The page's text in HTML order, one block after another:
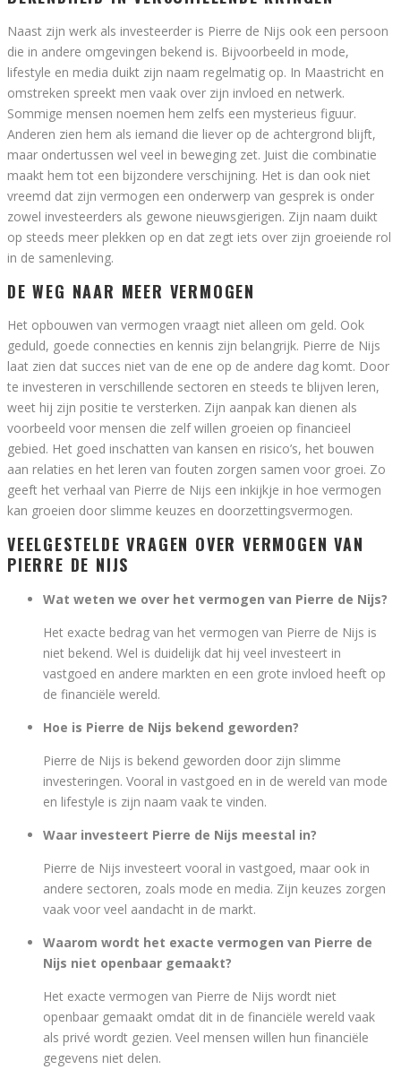
Naast zijn werk als investeerder is Pierre de Nijs ook een persoon
die in andere omgevingen bekend is. Bijvoorbeeld in mode,
lifestyle en media duikt zijn naam regelmatig op. In Maastricht en
omstreken spreekt men vaak over zijn invloed en netwerk.
Sommige mensen noemen hem zelfs een mysterieus figuur.
Anderen zien hem als iemand die liever op de achtergrond blijft,
maar ondertussen wel veel in beweging zet. Juist die combinatie
maakt hem tot een bijzondere verschijning. Het is dan ook niet
vreemd dat zijn vermogen een onderwerp van gesprek is onder
zowel investeerders als gewone nieuwsgierigen. Zijn naam duikt
op steeds meer plekken op en dat zegt iets over zijn groeiende rol
in de samenleving.
DE WEG NAAR MEER VERMOGEN
Het opbouwen van vermogen vraagt niet alleen om geld. Ook
geduld, goede connecties en kennis zijn belangrijk. Pierre de Nijs
laat zien dat succes niet van de ene op de andere dag komt. Door
te investeren in verschillende sectoren en steeds te blijven leren,
weet hij zijn positie te versterken. Zijn aanpak kan dienen als
voorbeeld voor mensen die zelf willen groeien op financieel
gebied. Het goed inschatten van kansen en risico’s, het bouwen
aan relaties en het leren van fouten zorgen samen voor groei. Zo
geeft het verhaal van Pierre de Nijs een inkijkje in hoe vermogen
kan groeien door slimme keuzes en doorzettingsvermogen.
VEELGESTELDE VRAGEN OVER VERMOGEN VAN
PIERRE DE NIJS
Wat weten we over het vermogen van Pierre de Nijs?
Het exacte bedrag van het vermogen van Pierre de Nijs is
niet bekend. Wel is duidelijk dat hij veel investeert in
vastgoed en andere markten en een grote invloed heeft op
de financiële wereld.
Hoe is Pierre de Nijs bekend geworden?
Pierre de Nijs is bekend geworden door zijn slimme
investeringen. Vooral in vastgoed en in de wereld van mode
en lifestyle is zijn naam vaak te vinden.
Waar investeert Pierre de Nijs meestal in?
Pierre de Nijs investeert vooral in vastgoed, maar ook in
andere sectoren, zoals mode en media. Zijn keuzes zorgen
vaak voor veel aandacht in de markt.
Waarom wordt het exacte vermogen van Pierre de
Nijs niet openbaar gemaakt?
Het exacte vermogen van Pierre de Nijs wordt niet
openbaar gemaakt omdat dit in de financiële wereld vaak
als privé wordt gezien. Veel mensen willen hun financiële
gegevens niet delen.